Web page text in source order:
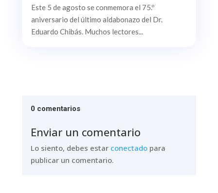
Este 5 de agosto se conmemora el 75.º
aniversario del último aldabonazo del Dr.
Eduardo Chibás. Muchos lectores...
0 comentarios
Enviar un comentario
Lo siento, debes estar conectadopara
publicar un comentario.